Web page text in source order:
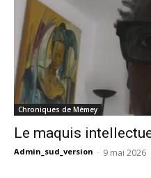
Chroniques de Mémey
Le maquis
Admin_sud_version - 9 mai 2026